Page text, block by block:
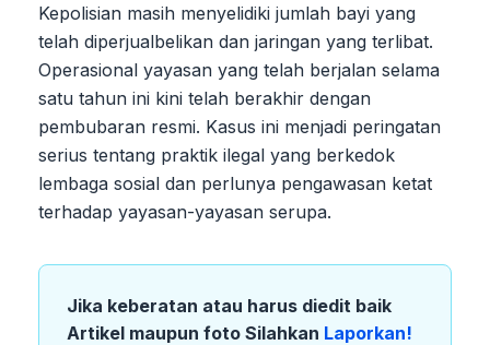
Kepolisian masih menyelidiki jumlah bayi yang
telah diperjualbelikan dan jaringan yang terlibat.
Operasional yayasan yang telah berjalan selama
satu tahun ini kini telah berakhir dengan
pembubaran resmi. Kasus ini menjadi peringatan
serius tentang praktik ilegal yang berkedok
lembaga sosial dan perlunya pengawasan ketat
terhadap yayasan-yayasan serupa.
Jika keberatan atau harus diedit baik
Artikel maupun foto Silahkan Laporkan!